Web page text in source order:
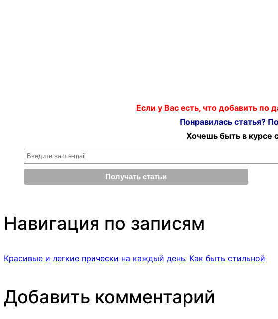
Если у Вас есть, что добавить по
Понравилась статья?
Хочешь быть в курсе
Навигация по записям
Красивые и легкие прически на каждый день. Как быть стильной
Добавить комментарий